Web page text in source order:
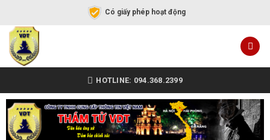
Có giấy phép hoạt động
HOTLINE: 094.368.2399